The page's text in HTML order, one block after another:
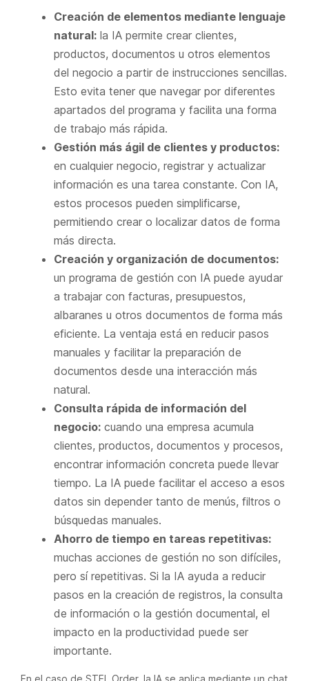
Creación de elementos mediante lenguaje
natural: la IA permite crear clientes,
productos, documentos u otros elementos
del negocio a partir de instrucciones sencillas.
Esto evita tener que navegar por diferentes
apartados del programa y facilita una forma
de trabajo más rápida.
Gestión más ágil de clientes y productos:
en cualquier negocio, registrar y actualizar
información es una tarea constante. Con IA,
estos procesos pueden simplificarse,
permitiendo crear o localizar datos de forma
más directa.
Creación y organización de documentos:
un programa de gestión con IA puede ayudar
a trabajar con facturas, presupuestos,
albaranes u otros documentos de forma más
eficiente. La ventaja está en reducir pasos
manuales y facilitar la preparación de
documentos desde una interacción más
natural.
Consulta rápida de información del
negocio: cuando una empresa acumula
clientes, productos, documentos y procesos,
encontrar información concreta puede llevar
tiempo. La IA puede facilitar el acceso a esos
datos sin depender tanto de menús, filtros o
búsquedas manuales.
Ahorro de tiempo en tareas repetitivas:
muchas acciones de gestión no son difíciles,
pero sí repetitivas. Si la IA ayuda a reducir
pasos en la creación de registros, la consulta
de información o la gestión documental, el
impacto en la productividad puede ser
importante.
En el caso de STEL Order, la IA se aplica mediante un chat